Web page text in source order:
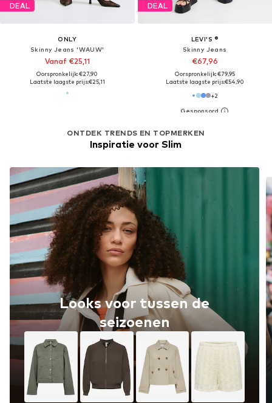
DEAL
ONLY
Skinny Jeans 'WAUW'
Vanaf €25,11
Oorspronkelijk: €27,90
Laatste laagste prijs:€25,11
DEAL
LEVI'S ®
Skinny Jeans
€67,96
Oorspronkelijk: €79,95
Laatste laagste prijs:€54,90
+2
ONTDEK TRENDS EN TOPMERKEN
Inspiratie voor Slim
Looks voor tussen de
seizoenen